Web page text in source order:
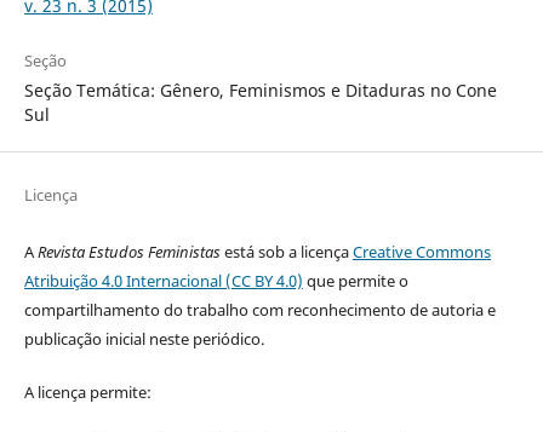
v. 23 n. 3 (2015)
Seção
Seção Temática: Gênero, Feminismos e Ditaduras no Cone
Sul
Licença
ARevista Estudos Feministasestá sob a licençaCreative Commons
Atribuição 4.0 Internacional (CC BY 4.0) que permite o
compartilhamento do trabalho com reconhecimento de autoria e
publicação inicial neste periódico.
A licença permite: